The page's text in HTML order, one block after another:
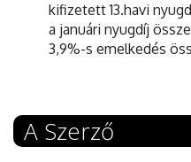
kifizetett 13.havi
a januári nyugdíj
3,9%-s emelkedés
A Szerző